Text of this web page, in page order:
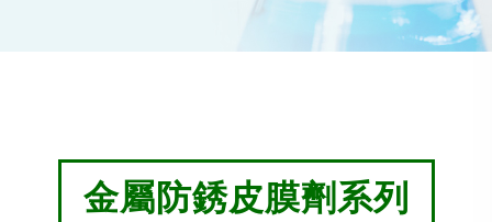
金屬防銹皮膜劑系列